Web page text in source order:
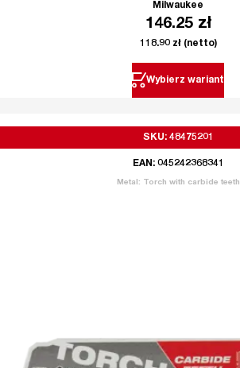
Milwaukee
146.25 zł
118.90 zł(netto)
Wybierz wariant
SKU: 48475201
EAN: 045242368341
Metal: Torch with carbide teeth